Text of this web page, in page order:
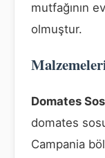
mutfağının
olmuştur.
Domates
domates
Campania